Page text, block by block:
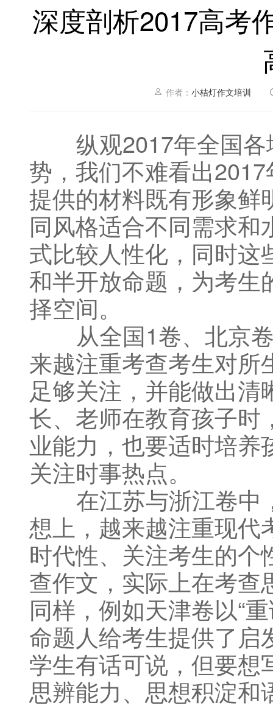
深度剖析2017高考
作者： 小桔灯作文培训
纵观2017年全国各
势，我们不难看出
提供的材料既有形象鲜
同风格适合不同需求
式比较人性化，同时这
和半开放命题，为考生
择空间。
从全国1卷、北京卷
来越注重考查考生对所
足够关注，并能做出
长、老师在教育孩子时
业能力，也要适时培养
关注时事热点。
在江苏与浙江卷中
想上，越来越注重现代
时代性、关注考生的
查作文，实际上在考查
同样，例如天津卷以“
命题人给考生提供了启
学生有话可说，但要想
思辨能力、思想积淀和